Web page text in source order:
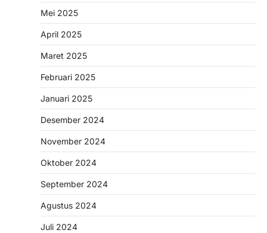
Mei 2025
April 2025
Maret 2025
Februari 2025
Januari 2025
Desember 2024
November 2024
Oktober 2024
September 2024
Agustus 2024
Juli 2024